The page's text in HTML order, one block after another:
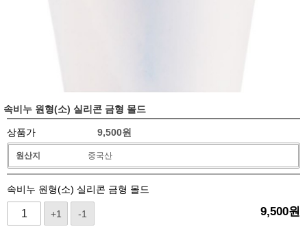
속비누 원형(소) 실리콘 금형 몰드
상품가 9,500원
원산지 중국산
속비누 원형(소) 실리콘 금형 몰드
+1 -1 9,500원